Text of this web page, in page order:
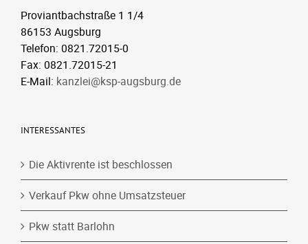
Proviantbachstraße 1 1/4
86153 Augsburg
Telefon: 0821.72015-0
Fax: 0821.72015-21
E-Mail: kanzlei@ksp-augsburg.de
INTERESSANTES
Die Aktivrente ist beschlossen
Verkauf Pkw ohne Umsatzsteuer
Pkw statt Barlohn